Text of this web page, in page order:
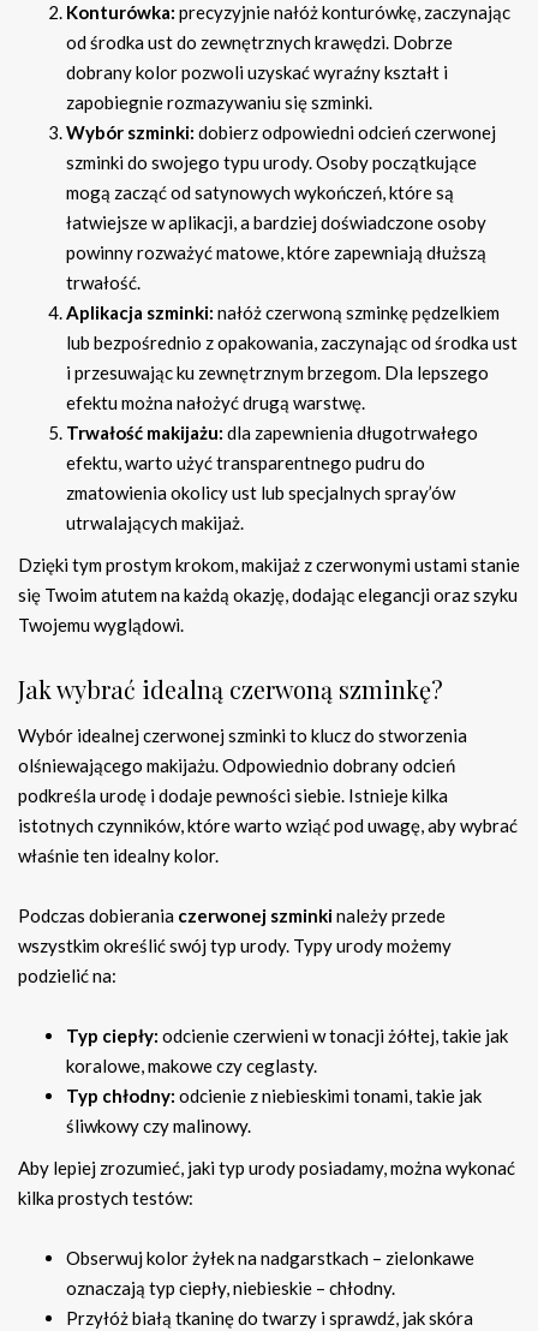
Konturówka: precyzyjnie nałóż konturówkę, zaczynając
od środka ust do zewnętrznych krawędzi. Dobrze
dobrany kolor pozwoli uzyskać wyraźny kształt i
zapobiegnie rozmazywaniu się szminki.
Wybór szminki: dobierz odpowiedni odcień czerwonej
szminki do swojego typu urody. Osoby początkujące
mogą zacząć od satynowych wykończeń, które są
łatwiejsze w aplikacji, a bardziej doświadczone osoby
powinny rozważyć matowe, które zapewniają dłuższą
trwałość.
Aplikacja szminki: nałóż czerwoną szminkę pędzelkiem
lub bezpośrednio z opakowania, zaczynając od środka ust
i przesuwając ku zewnętrznym brzegom. Dla lepszego
efektu można nałożyć drugą warstwę.
Trwałość makijażu: dla zapewnienia długotrwałego
efektu, warto użyć transparentnego pudru do
zmatowienia okolicy ust lub specjalnych spray’ów
utrwalających makijaż.
Dzięki tym prostym krokom, makijaż z czerwonymi ustami stanie
się Twoim atutem na każdą okazję, dodając elegancji oraz szyku
Twojemu wyglądowi.
Jak wybrać idealną czerwoną szminkę?
Wybór idealnej czerwo­nej szminki to klucz do stworzenia
olśniewającego makijażu. Odpowiednio dobrany odcień
podkreśla urodę i dodaje pewności siebie. Istnieje kilka
istotnych czynników, które warto wziąć pod uwagę, aby wybrać
właśnie ten idealny kolor.
Podczas dobierania czerwonej szminkinależy przede
wszystkim określić swój typ urody. Typy urody możemy
podzielić na:
Typ ciepły: odcienie czerwieni w tonacji żółtej, takie jak
koralowe, makowe czy ceglasty.
Typ chłodny: odcienie z niebieskimi tonami, takie jak
śliwkowy czy malinowy.
Aby lepiej zrozumieć, jaki typ urody posiadamy, można wykonać
kilka prostych testów:
Obserwuj kolor żyłek na nadgarstkach – zielonkawe
oznaczają typ ciepły, niebieskie – chłodny.
Przyłóż białą tkaninę do twarzy i sprawdź, jak skóra